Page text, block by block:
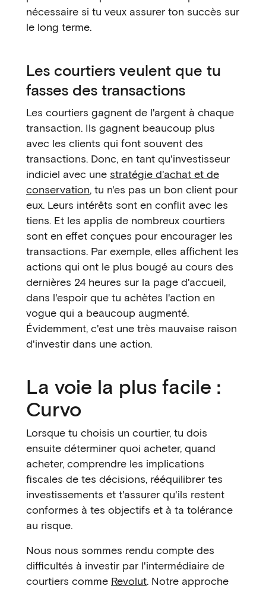
nécessaire si tu veux assurer ton succès sur
le long terme.
Les courtiers veulent que tu
fasses des transactions
Les courtiers gagnent de l'argent à chaque
transaction. Ils gagnent beaucoup plus
avec les clients qui font souvent des
transactions. Donc, en tant qu'investisseur
indiciel avec une stratégie d'achat et de
conservation, tu n'es pas un bon client pour
eux. Leurs intérêts sont en conflit avec les
tiens. Et les applis de nombreux courtiers
sont en effet conçues pour encourager les
transactions. Par exemple, elles affichent les
actions qui ont le plus bougé au cours des
dernières 24 heures sur la page d'accueil,
dans l'espoir que tu achètes l'action en
vogue qui a beaucoup augmenté.
Évidemment, c'est une très mauvaise raison
d'investir dans une action.
La voie la plus facile :
Curvo
Lorsque tu choisis un courtier, tu dois
ensuite déterminer quoi acheter, quand
acheter, comprendre les implications
fiscales de tes décisions, rééquilibrer tes
investissements et t'assurer qu'ils restent
conformes à tes objectifs et à ta tolérance
au risque.
Nous nous sommes rendu compte des
difficultés à investir par l'intermédiaire de
courtiers comme Revolut. Notre approche